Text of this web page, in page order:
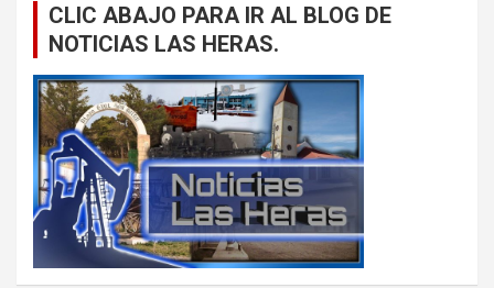
CLIC ABAJO PARA IR AL BLOG DE
NOTICIAS LAS HERAS.